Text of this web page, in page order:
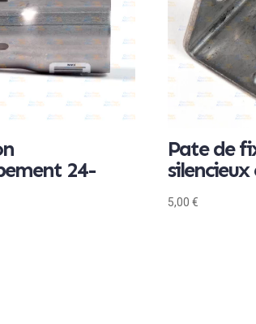
24-
Pate de
silencieux
5,00€